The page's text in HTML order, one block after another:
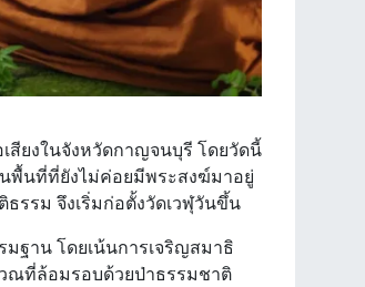
สียงในจังหวัดกาญจนบุรี โดยวัดนี้
พื้นที่ที่ยังไม่ค่อยมีพระสงฆ์มาอยู่
รรม จึงเริ่มก่อตั้งวัดเวฬุวันขึ้น
ฐาน โดยเน้นการเจริญสมาธิ
ณที่ล้อมรอบด้วยป่าธรรมชาติ